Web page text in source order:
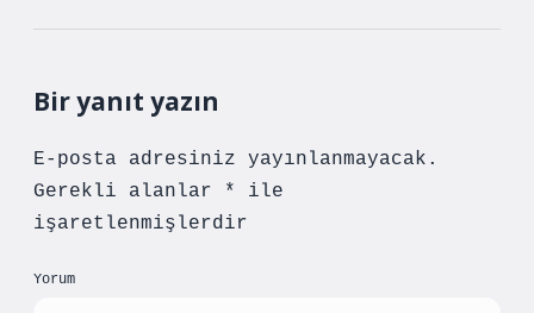
Bir yanıt yazın
E-posta adresiniz yayınlanmayacak.
Gerekli alanlar
*
ile
işaretlenmişlerdir
Yorum